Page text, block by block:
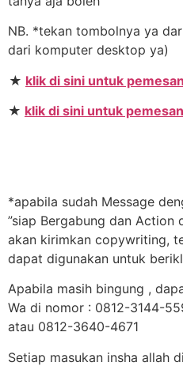
NB. *tekan tombolnya ya
dari komputer desktop ya)
★ klik di sini untuk
★ klik di sini untuk
*apabila sudah Message
”siap Bergabung dan Action
akan kirimkan copywriting,
dapat digunakan untuk
Apabila masih bingung ,
Wa di nomor : 0812-3144-
atau 0812-3640-4671
Setiap masukan insha allah